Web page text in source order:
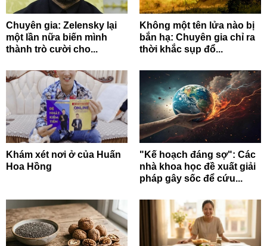
Chuyên gia: Zelensky lại
một lần nữa biến mình
thành trò cười cho...
Không một tên lửa nào bị
bắn hạ: Chuyên gia chỉ ra
thời khắc sụp đổ...
Khám xét nơi ở của Huấn
Hoa Hồng
"Kế hoạch đáng sợ": Các
nhà khoa học đề xuất giải
pháp gây sốc để cứu...